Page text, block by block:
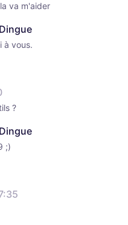
va m'aider
à vous.
?
;)